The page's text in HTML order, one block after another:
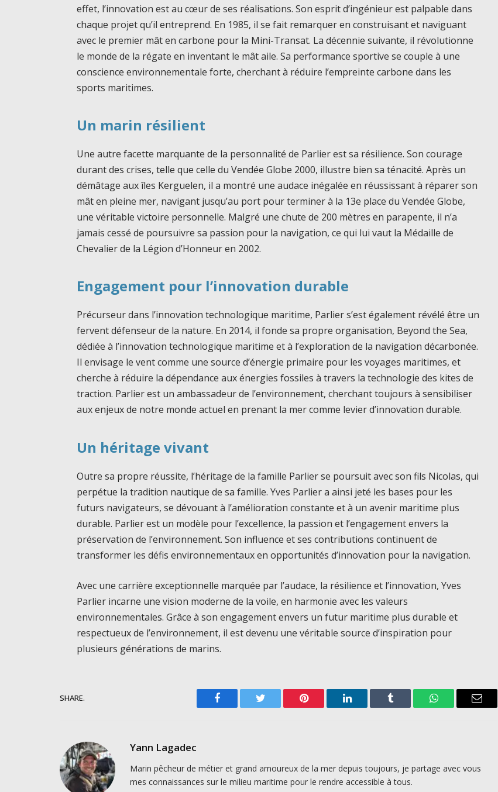
effet, l’innovation est au cœur de ses réalisations. Son esprit d’ingénieur est palpable dans
chaque projet qu’il entreprend. En 1985, il se fait remarquer en construisant et naviguant
avec le premier mât en carbone pour la Mini-Transat. La décennie suivante, il révolutionne
le monde de la régate en inventant le mât aile. Sa performance sportive se couple à une
conscience environnementale forte, cherchant à réduire l’empreinte carbone dans les
sports maritimes.
Un marin résilient
Une autre facette marquante de la personnalité de Parlier est sa résilience. Son courage
durant des crises, telle que celle du Vendée Globe 2000, illustre bien sa ténacité. Après un
démâtage aux îles Kerguelen, il a montré une audace inégalée en réussissant à réparer son
mât en pleine mer, navigant jusqu’au port pour terminer à la 13e place du Vendée Globe,
une véritable victoire personnelle. Malgré une chute de 200 mètres en parapente, il n’a
jamais cessé de poursuivre sa passion pour la navigation, ce qui lui vaut la Médaille de
Chevalier de la Légion d’Honneur en 2002.
Engagement pour l’innovation durable
Précurseur dans l’innovation technologique maritime, Parlier s’est également révélé être un
fervent défenseur de la nature. En 2014, il fonde sa propre organisation, Beyond the Sea,
dédiée à l’innovation technologique maritime et à l’exploration de la navigation décarbonée.
Il envisage le vent comme une source d’énergie primaire pour les voyages maritimes, et
cherche à réduire la dépendance aux énergies fossiles à travers la technologie des kites de
traction. Parlier est un ambassadeur de l’environnement, cherchant toujours à sensibiliser
aux enjeux de notre monde actuel en prenant la mer comme levier d’innovation durable.
Un héritage vivant
Outre sa propre réussite, l’héritage de la famille Parlier se poursuit avec son fils Nicolas, qui
perpétue la tradition nautique de sa famille. Yves Parlier a ainsi jeté les bases pour les
futurs navigateurs, se dévouant à l’amélioration constante et à un avenir maritime plus
durable. Parlier est un modèle pour l’excellence, la passion et l’engagement envers la
préservation de l’environnement. Son influence et ses contributions continuent de
transformer les défis environnementaux en opportunités d’innovation pour la navigation.
Avec une carrière exceptionnelle marquée par l’audace, la résilience et l’innovation, Yves
Parlier incarne une vision moderne de la voile, en harmonie avec les valeurs
environnementales. Grâce à son engagement envers un futur maritime plus durable et
respectueux de l’environnement, il est devenu une véritable source d’inspiration pour
plusieurs générations de marins.
SHARE.
Facebook Twitter Pinterest LinkedIn Tumblr WhatsAppEmail
Yann Lagadec
Marin pêcheur de métier et grand amoureux de la mer depuis toujours, je partage avec vous
mes connaissances sur le milieu maritime pour le rendre accessible à tous.